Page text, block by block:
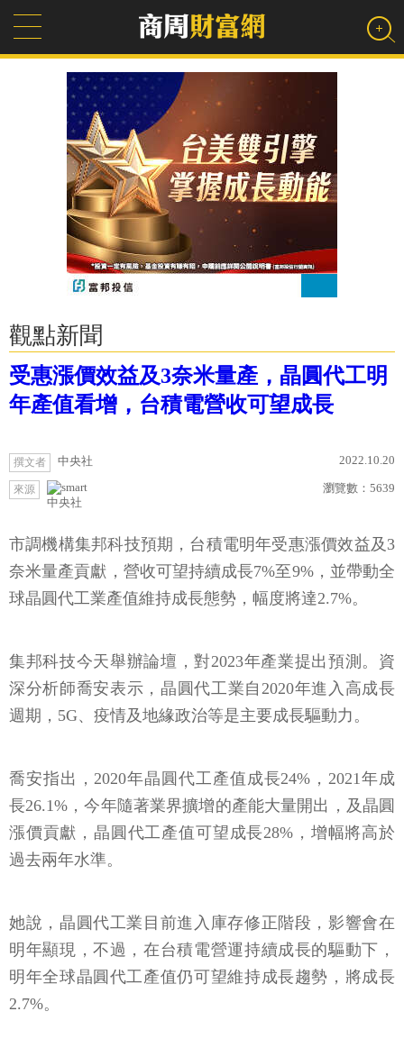
觀點新聞
受惠漲價效益及3奈米量產，晶圓代工明
年產值看增，台積電營收可望成長
撰文者 中央社 2022.10.20
來源
中央社
瀏覽數： 5639
市調機構集邦科技預期，台積電明年受惠漲價效益及3
奈米量產貢獻，營收可望持續成長7%至9%，並帶動全
球晶圓代工業產值維持成長態勢，幅度將達2.7%。
集邦科技今天舉辦論壇，對2023年產業提出預測。資
深分析師喬安表示，晶圓代工業自2020年進入高成長
週期，5G、疫情及地緣政治等是主要成長驅動力。
喬安指出，2020年晶圓代工產值成長24%，2021年成
長26.1%，今年隨著業界擴增的產能大量開出，及晶圓
漲價貢獻，晶圓代工產值可望成長28%，增幅將高於
過去兩年水準。
她說，晶圓代工業目前進入庫存修正階段，影響會在
明年顯現，不過，在台積電營運持續成長的驅動下，
明年全球晶圓代工產值仍可望維持成長趨勢，將成長
2.7%。